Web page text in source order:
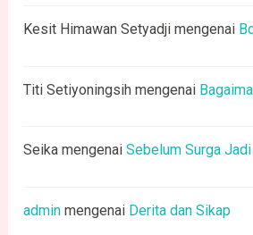
Kesit Himawan Setyadji mengenai
Titi Setiyoningsih mengenai
Seika mengenaiSebelum Surga Jadi
admin mengenai Derita dan Sikap